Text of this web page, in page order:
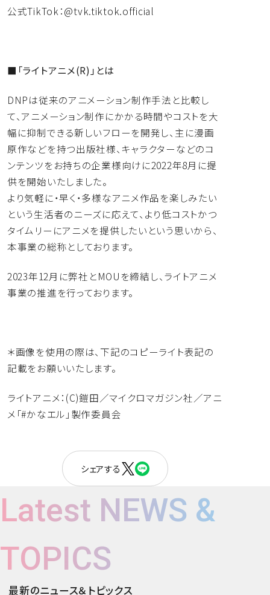
公式TikTok：@tvk.tiktok.official
■ 「ライトアニメ(R)」とは
DNPは従来のアニメーション制作手法と比較し
て、 アニメーション制作にかかる時間やコストを大
幅に抑制できる新しいフローを開発し、主に漫画
原作などを持つ出版社様、 キャラクターなどのコ
ンテンツをお持ちの企業様向けに2022年8月に提
供を開始いたしました。
より気軽に・早く・多様なアニメ作品を楽しみたい
という生活者のニーズに応えて、 より低コストかつ
タイムリーにアニメを提供したいという思いから、
本事業の総称としております。
2023年12月に弊社とMOUを締結し、 ライトアニメ
事業の推進を行っております。
＊画像を使用の際は、下記のコピーライト表記の
記載をお願いいたします。
ライトアニメ：(C)鎧田／マイクロマガジン社／アニ
メ「#かなエル」製作委員会
シェアする
Latest NEWS &
TOPICS
最新のニュース＆トピックス